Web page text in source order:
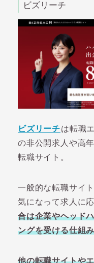
ビズリーチ
ビズリーチは転職
の非公開求人や高
転職サイト。
一般的な転職サイ
気になって求人に
合は企業やヘッド
ングを受ける仕組み
他の転職サイトや